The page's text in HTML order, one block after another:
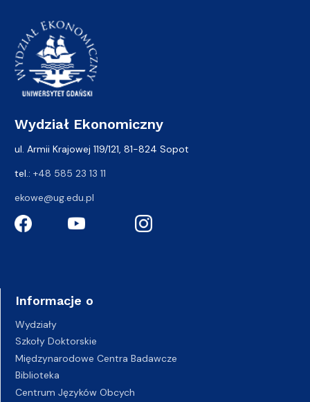
Wydział Ekonomiczny
ul. Armii Krajowej 119/121, 81-824 Sopot
tel.: +48 585 23 13 11
ekowe@ug.edu.pl
Informacje o
Wydziały
Szkoły Doktorskie
Międzynarodowe Centra Badawcze
Biblioteka
Centrum Języków Obcych